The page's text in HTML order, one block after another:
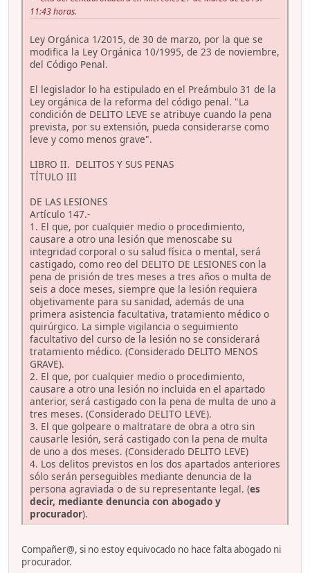
11:43 horas.
Ley Orgánica 1/2015, de 30 de marzo, por la que se
modifica la Ley Orgánica 10/1995, de 23 de noviembre,
del Código Penal.
El legislador lo ha estipulado en el Preámbulo 31 de la
Ley orgánica de la reforma del código penal. "La
condición de DELITO LEVE se atribuye cuando la pena
prevista, por su extensión, pueda considerarse como
leve y como menos grave".
LIBRO II. DELITOS Y SUS PENAS
TÍTULO III
DE LAS LESIONES
Artículo 147.-
1. El que, por cualquier medio o procedimiento,
causare a otro una lesión que menoscabe su
integridad corporal o su salud física o mental, será
castigado, como reo del DELITO DE LESIONES con la
pena de prisión de tres meses a tres años o multa de
seis a doce meses, siempre que la lesión requiera
objetivamente para su sanidad, además de una
primera asistencia facultativa, tratamiento médico o
quirúrgico. La simple vigilancia o seguimiento
facultativo del curso de la lesión no se considerará
tratamiento médico. (Considerado DELITO MENOS
GRAVE).
2. El que, por cualquier medio o procedimiento,
causare a otro una lesión no incluida en el apartado
anterior, será castigado con la pena de multa de uno a
tres meses. (Considerado DELITO LEVE).
3. El que golpeare o maltratare de obra a otro sin
causarle lesión, será castigado con la pena de multa
de uno a dos meses. (Considerado DELITO LEVE)
4. Los delitos previstos en los dos apartados anteriores
sólo serán perseguibles mediante denuncia de la
persona agraviada o de su representante legal. (es
decir, mediante denuncia con abogado y
procurador).
Compañer@, si no estoy equivocado no hace falta abogado ni
procurador.